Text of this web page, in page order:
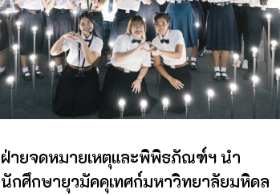
ฝ่ายจดหมายเหตุและพิพิธภัณฑ์ฯ นำ
นักศึกษายุวมัคคุเทศก์มหาวิทยาลัยมหิดล